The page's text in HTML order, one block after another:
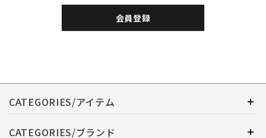
会員登録
CATEGORIES/アイテム
CATEGORIES/ブランド